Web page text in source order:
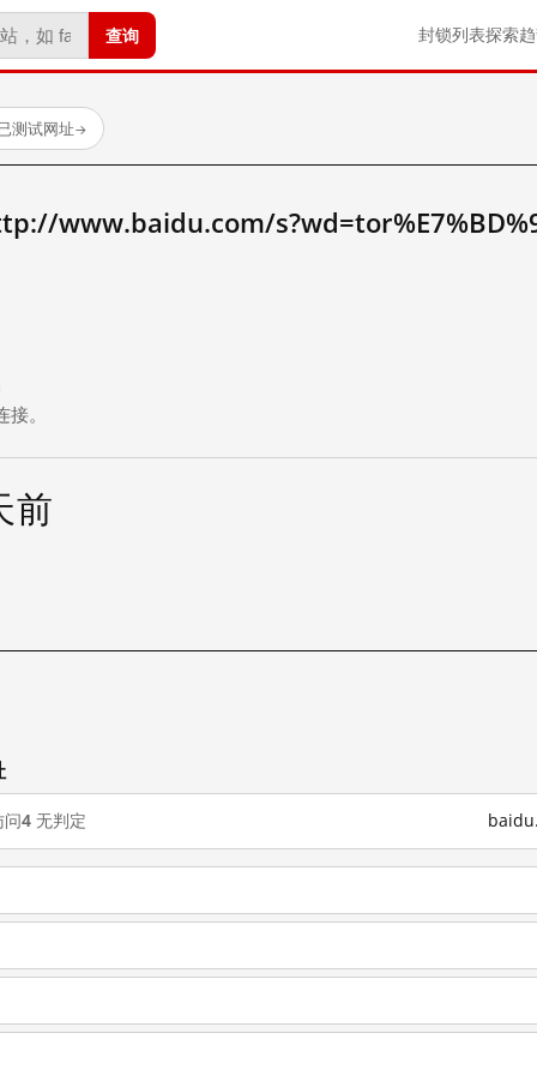
查询 封锁列表探索
测试网址→
www.baidu.com/
。
前
问4 无判定